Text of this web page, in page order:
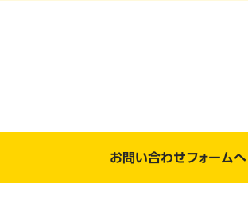
お問い合わせフォームへ